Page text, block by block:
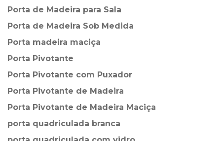
Porta de Madeira para Sala
Porta de Madeira Sob Medida
Porta madeira maciça
Porta Pivotante
Porta Pivotante com Puxador
Porta Pivotante de Madeira
Porta Pivotante de Madeira Maciça
porta quadriculada branca